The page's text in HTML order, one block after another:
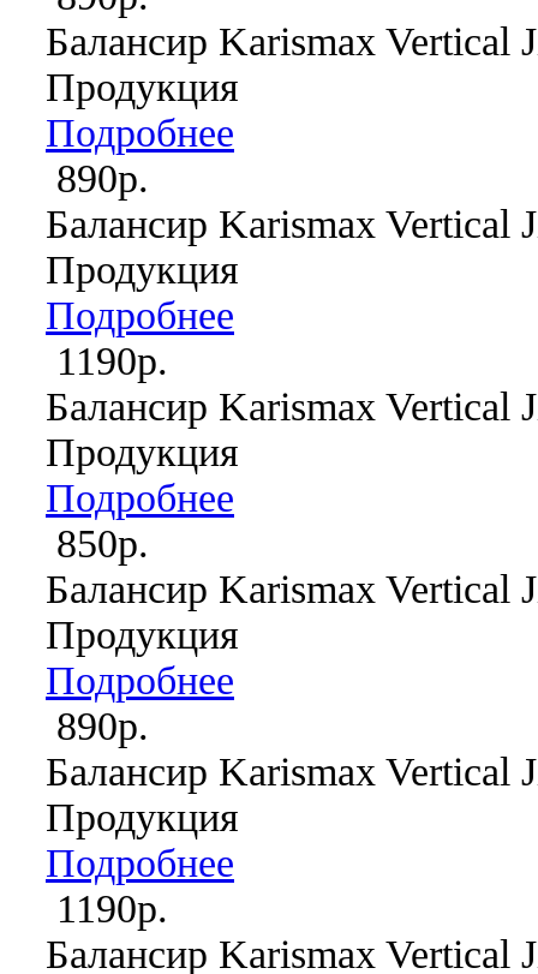
Балансир Karismax Vertical
Продукция
Подробнее
890р.
Балансир Karismax Vertical
Продукция
Подробнее
1190р.
Балансир Karismax Vertical
Продукция
Подробнее
850р.
Балансир Karismax Vertical
Продукция
Подробнее
890р.
Балансир Karismax Vertical
Продукция
Подробнее
1190р.
Балансир Karismax Vertical